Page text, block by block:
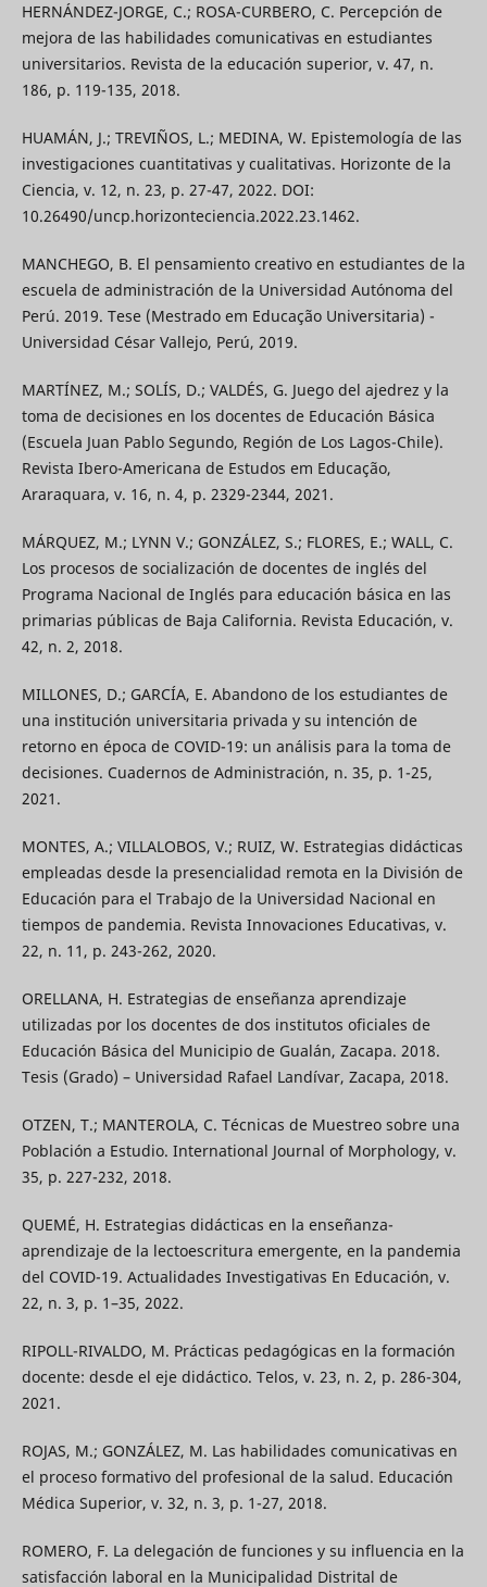
HERNÁNDEZ-JORGE, C.; ROSA-CURBERO, C. Percepción de
mejora de las habilidades comunicativas en estudiantes
universitarios. Revista de la educación superior, v. 47, n.
186, p. 119-135, 2018.
HUAMÁN, J.; TREVIÑOS, L.; MEDINA, W. Epistemología de las
investigaciones cuantitativas y cualitativas. Horizonte de la
Ciencia, v. 12, n. 23, p. 27-47, 2022. DOI:
10.26490/uncp.horizonteciencia.2022.23.1462.
MANCHEGO, B. El pensamiento creativo en estudiantes de la
escuela de administración de la Universidad Autónoma del
Perú. 2019. Tese (Mestrado em Educação Universitaria) -
Universidad César Vallejo, Perú, 2019.
MARTÍNEZ, M.; SOLÍS, D.; VALDÉS, G. Juego del ajedrez y la
toma de decisiones en los docentes de Educación Básica
(Escuela Juan Pablo Segundo, Región de Los Lagos-Chile).
Revista Ibero-Americana de Estudos em Educação,
Araraquara, v. 16, n. 4, p. 2329-2344, 2021.
MÁRQUEZ, M.; LYNN V.; GONZÁLEZ, S.; FLORES, E.; WALL, C.
Los procesos de socialización de docentes de inglés del
Programa Nacional de Inglés para educación básica en las
primarias públicas de Baja California. Revista Educación, v.
42, n. 2, 2018.
MILLONES, D.; GARCÍA, E. Abandono de los estudiantes de
una institución universitaria privada y su intención de
retorno en época de COVID-19: un análisis para la toma de
decisiones. Cuadernos de Administración, n. 35, p. 1-25,
2021.
MONTES, A.; VILLALOBOS, V.; RUIZ, W. Estrategias didácticas
empleadas desde la presencialidad remota en la División de
Educación para el Trabajo de la Universidad Nacional en
tiempos de pandemia. Revista Innovaciones Educativas, v.
22, n. 11, p. 243-262, 2020.
ORELLANA, H. Estrategias de enseñanza aprendizaje
utilizadas por los docentes de dos institutos oficiales de
Educación Básica del Municipio de Gualán, Zacapa. 2018.
Tesis (Grado) – Universidad Rafael Landívar, Zacapa, 2018.
OTZEN, T.; MANTEROLA, C. Técnicas de Muestreo sobre una
Población a Estudio. International Journal of Morphology, v.
35, p. 227-232, 2018.
QUEMÉ, H. Estrategias didácticas en la enseñanza-
aprendizaje de la lectoescritura emergente, en la pandemia
del COVID-19. Actualidades Investigativas En Educación, v.
22, n. 3, p. 1–35, 2022.
RIPOLL-RIVALDO, M. Prácticas pedagógicas en la formación
docente: desde el eje didáctico. Telos, v. 23, n. 2, p. 286-304,
2021.
ROJAS, M.; GONZÁLEZ, M. Las habilidades comunicativas en
el proceso formativo del profesional de la salud. Educación
Médica Superior, v. 32, n. 3, p. 1-27, 2018.
ROMERO, F. La delegación de funciones y su influencia en la
satisfacción laboral en la Municipalidad Distrital de